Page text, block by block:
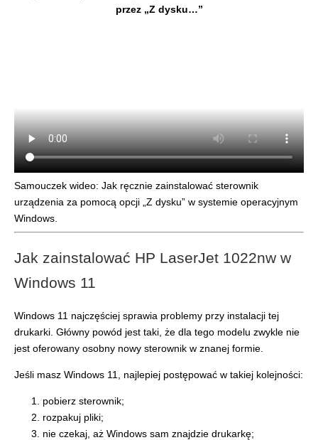
przez „Z dysku…”
Samouczek wideo: Jak ręcznie zainstalować sterownik
urządzenia za pomocą opcji „Z dysku” w systemie operacyjnym
Windows.
Jak zainstalować HP LaserJet 1022nw w
Windows 11
Windows 11 najczęściej sprawia problemy przy instalacji tej
drukarki. Główny powód jest taki, że dla tego modelu zwykle nie
jest oferowany osobny nowy sterownik w znanej formie.
Jeśli masz Windows 11, najlepiej postępować w takiej kolejności:
pobierz sterownik;
rozpakuj pliki;
nie czekaj, aż Windows sam znajdzie drukarkę;